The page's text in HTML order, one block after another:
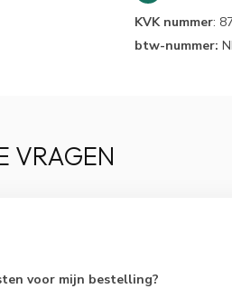
KVK nummer:
btw-nummer:
VRAGEN
voor mijn bestelling?